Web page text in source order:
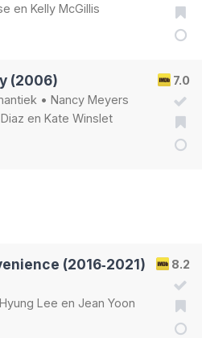
en Kelly McGillis
7.0
(2006)
• Nancy Meyers
en Kate Winslet
8.2
(2016‑2021)
Lee en Jean Yoon